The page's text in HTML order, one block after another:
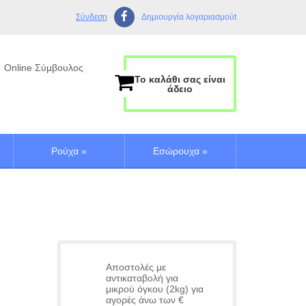
Σύνδεση Δημιουργία λογαριασμούt
Online Σύμβουλος
Το καλάθι σας είναι
άδειο
Ρούχα » Εσώρουχα »
Αποστολές με
αντικαταβολή για
μικρού όγκου (2kg) για
αγορές άνω των €